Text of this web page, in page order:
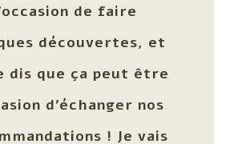
de faire
découvertes, et
dis que ça peut être
d’échanger nos
! Je vais